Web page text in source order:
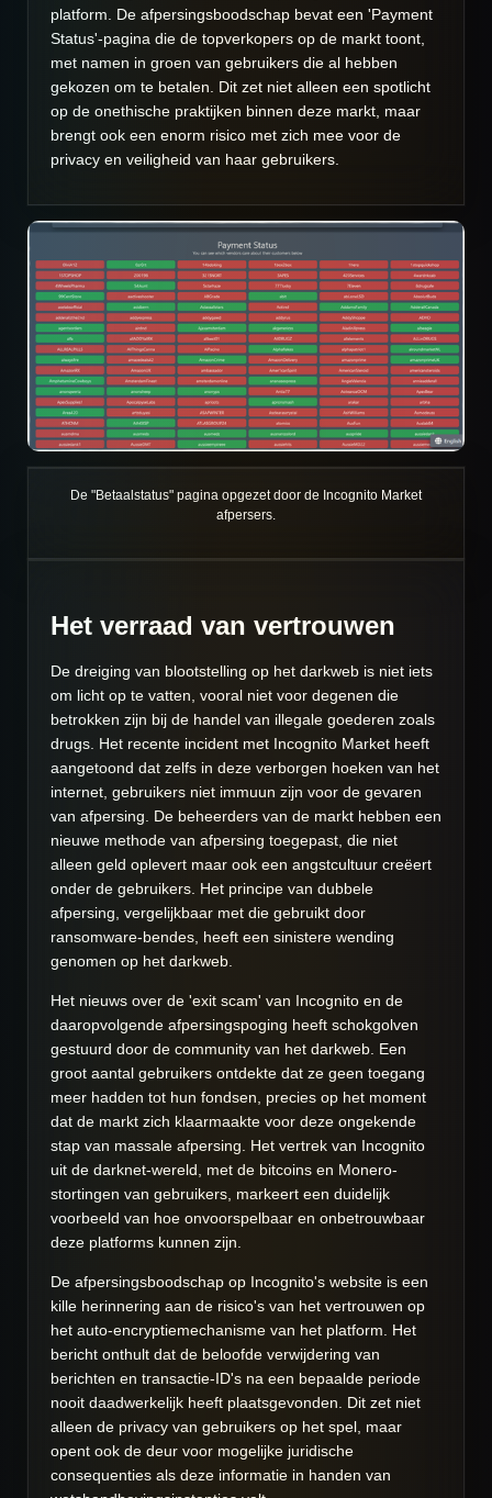
platform. De afpersingsboodschap bevat een 'Payment
Status'-pagina die de topverkopers op de markt toont,
met namen in groen van gebruikers die al hebben
gekozen om te betalen. Dit zet niet alleen een spotlicht
op de onethische praktijken binnen deze markt, maar
brengt ook een enorm risico met zich mee voor de
privacy en veiligheid van haar gebruikers.
De "Betaalstatus" pagina opgezet door de Incognito Market
afpersers.
Het verraad van vertrouwen
De dreiging van blootstelling op het darkweb is niet iets
om licht op te vatten, vooral niet voor degenen die
betrokken zijn bij de handel van illegale goederen zoals
drugs. Het recente incident met Incognito Market heeft
aangetoond dat zelfs in deze verborgen hoeken van het
internet, gebruikers niet immuun zijn voor de gevaren
van afpersing. De beheerders van de markt hebben een
nieuwe methode van afpersing toegepast, die niet
alleen geld oplevert maar ook een angstcultuur creëert
onder de gebruikers. Het principe van dubbele
afpersing, vergelijkbaar met die gebruikt door
ransomware-bendes, heeft een sinistere wending
genomen op het darkweb.
Het nieuws over de 'exit scam' van Incognito en de
daaropvolgende afpersingspoging heeft schokgolven
gestuurd door de community van het darkweb. Een
groot aantal gebruikers ontdekte dat ze geen toegang
meer hadden tot hun fondsen, precies op het moment
dat de markt zich klaarmaakte voor deze ongekende
stap van massale afpersing. Het vertrek van Incognito
uit de darknet-wereld, met de bitcoins en Monero-
stortingen van gebruikers, markeert een duidelijk
voorbeeld van hoe onvoorspelbaar en onbetrouwbaar
deze platforms kunnen zijn.
De afpersingsboodschap op Incognito's website is een
kille herinnering aan de risico's van het vertrouwen op
het auto-encryptiemechanisme van het platform. Het
bericht onthult dat de beloofde verwijdering van
berichten en transactie-ID's na een bepaalde periode
nooit daadwerkelijk heeft plaatsgevonden. Dit zet niet
alleen de privacy van gebruikers op het spel, maar
opent ook de deur voor mogelijke juridische
consequenties als deze informatie in handen van